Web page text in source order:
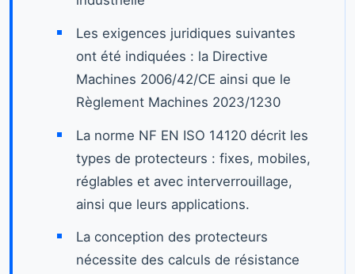
Les exigences juridiques suivantes
ont été indiquées : la Directive
Machines 2006/42/CE ainsi que le
Règlement Machines 2023/1230
La norme NF EN ISO 14120 décrit les
types de protecteurs : fixes, mobiles,
réglables et avec interverrouillage,
ainsi que leurs applications.
La conception des protecteurs
nécessite des calculs de résistance